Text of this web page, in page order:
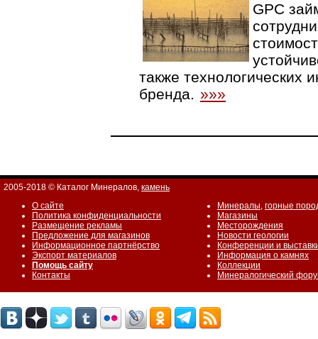
GPC
также технологических
бренда. »»»
2005-2018 © Каталог Минералов, камень
О сайте
Политика конфиденциальности
Размещение рекламы
Предложение для магазинов
Информационное партнёрство
Экспорт материалов
Помощь сайту
Контакты
Минералы, горные
Магазины
Месторождения
Новости геологии
Конференции и
Информация о камнях
Коллекции
Минералогический